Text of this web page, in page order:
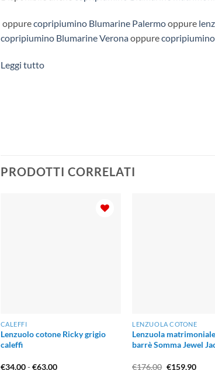
oppurecopripiumino Blumarine Palermooppure
copripiumino Blumarine Veronaoppure
Leggi tutto
PRODOTTI CORRELATI
CALEFFI
Lenzuolo cotone Ricky grigio
caleffi
€34.00-€63.00Fascia
LENZUOLA COTONE
Lenzuola
barrè Somma Jewel
€176.00 Il
€159.90Il